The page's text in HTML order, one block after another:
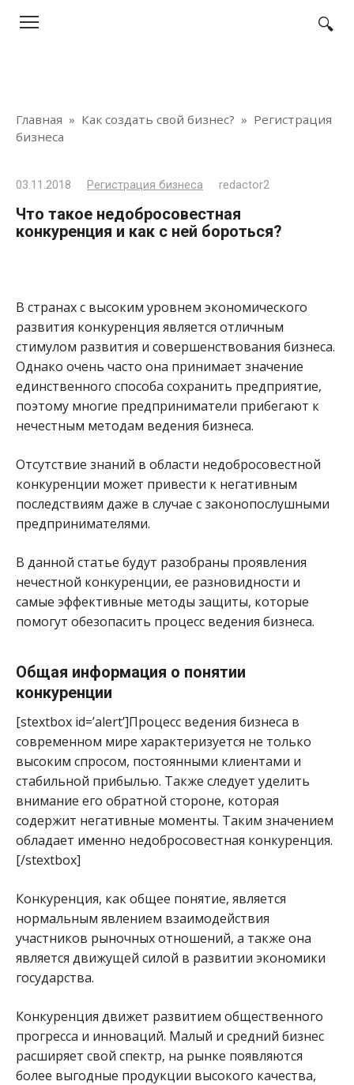
Главная » Как создать свой бизнес? » Регистрация
бизнеса
03.11.2018 Регистрация бизнеса redactor2
Что такое недобросовестная
конкуренция и как с ней бороться?
В странах с высоким уровнем экономического
развития конкуренция является отличным
стимулом развития и совершенствования бизнеса.
Однако очень часто она принимает значение
единственного способа сохранить предприятие,
поэтому многие предприниматели прибегают к
нечестным методам ведения бизнеса.
Отсутствие знаний в области недобросовестной
конкуренции может привести к негативным
последствиям даже в случае с законопослушными
предпринимателями.
В данной статье будут разобраны проявления
нечестной конкуренции, ее разновидности и
самые эффективные методы защиты, которые
помогут обезопасить процесс ведения бизнеса.
Общая информация о понятии
конкуренции
[stextbox id=’alert’]Процесс ведения бизнеса в
современном мире характеризуется не только
высоким спросом, постоянными клиентами и
стабильной прибылью. Также следует уделить
внимание его обратной стороне, которая
содержит негативные моменты. Таким значением
обладает именно недобросовестная конкуренция.
[/stextbox]
Конкуренция, как общее понятие, является
нормальным явлением взаимодействия
участников рыночных отношений, а также она
является движущей силой в развитии экономики
государства.
Конкуренция движет развитием общественного
прогресса и инноваций. Малый и средний бизнес
расширяет свой спектр, на рынке появляются
более выгодные продукции высокого качества,